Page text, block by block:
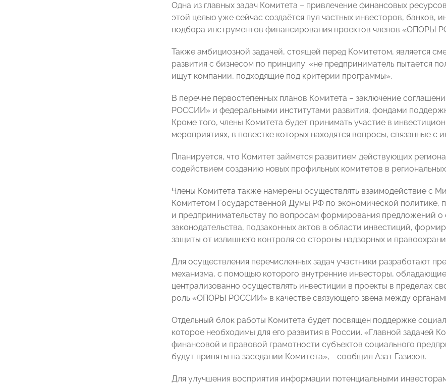
Одна из главных задач Комитета – привлечение финансовых
этой целью уже сейчас создаётся пул частных инвесторов, банков,
подбора инструментов финансирования проектов членов «ОПОРЫ
Также амбициозной задачей, стоящей перед Комитетом, является
развития с бизнесом по принципу: «не предприниматель пытается
ищут компании, подходящие под критерии программы».
В перечне первостепенных планов Комитета – заключение
РОССИИ» и федеральными институтами развития, фондами
Кроме того, члены Комитета будет принимать участие в
мероприятиях, в повестке которых находятся вопросы, связанные
Планируется, что Комитет займется развитием действующих
содействием созданию новых профильных комитетов в
Члены Комитета также намерены осуществлять взаимодействие с
Комитетом Государственной Думы РФ по экономической
и предпринимательству по вопросам формирования предложений
законодательства, подзаконных актов в области инвестиций,
защиты от излишнего контроля со стороны надзорных и
Для осуществления перечисленных задач участники разработают
механизма, с помощью которого внутренние инвесторы,
централизованно осуществлять инвестиции в проекты в пределах
роль «ОПОРЫ РОССИИ» в качестве связующего звена между
Отдельный блок работы Комитета будет посвящен поддержке
которое необходимы для его развития в России. «Главной задачей
финансовой и правовой грамотности субъектов социального
будут приняты на заседании Комитета», - сообщил Азат Газизов.
Для улучшения восприятия информации потенциальными